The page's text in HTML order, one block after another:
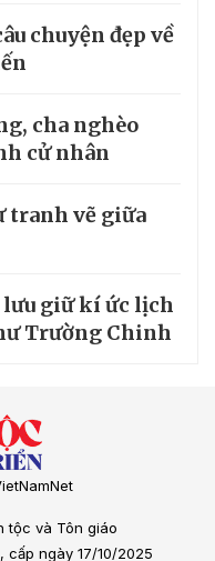
chuyện đẹp về
cha nghèo
cử nhân
tranh vẽ giữa
giữ kí ức lịch
Trường Chinh
tộc và Tôn giáo
cấp ngày 17/10/2025